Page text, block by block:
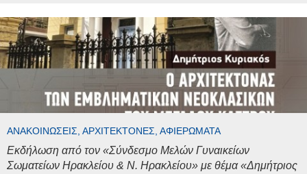
ΑΝΑΚΟΙΝΏΣΕΙΣ, ΑΡΧΙΤΈΚΤΟΝΕΣ, ΑΦΙΕΡΏΜΑΤΑ
Εκδήλωση από τον «Σύνδεσμο Μελών Γυναικείων
Σωματείων Ηρακλείου & Ν. Ηρακλείου» με θέμα «Δημήτριος